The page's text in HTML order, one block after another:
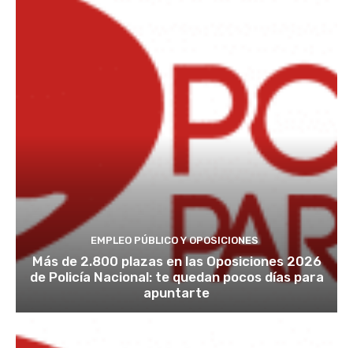
EMPLEO PÚBLICO Y OPOSICIONES
Más de 2.800 plazas en las Oposiciones 2026
de Policía Nacional: te quedan pocos días para
apuntarte